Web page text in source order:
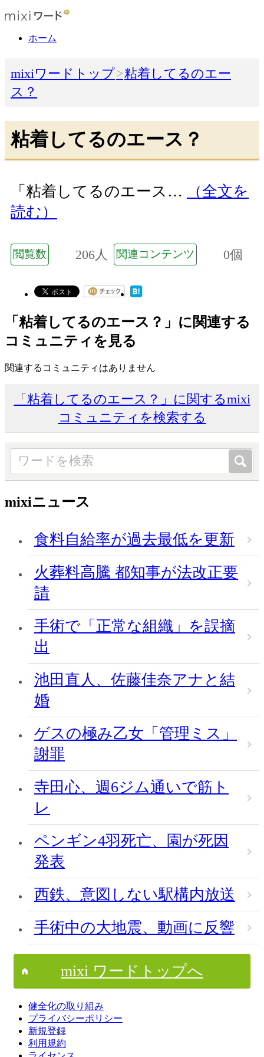
ホーム
mixiワードトップ
粘着してるのエー
ス？
粘着してるのエース？
「粘着してるのエース…
（全文を
読む）
閲覧数 206人 関連コンテンツ 0個
「粘着してるのエース？」に関連する
コミュニティを見る
関連するコミュニティはありません
「粘着してるのエース？」に関するmixi
コミュニティを検索する
mixiニュース
食料自給率が過去最低を更新
火葬料高騰 都知事が法改正要
請
手術で「正常な組織」を誤摘
出
池田直人、佐藤佳奈アナと結
婚
ゲスの極み乙女「管理ミス」
謝罪
寺田心、週6ジム通いで筋ト
レ
ペンギン4羽死亡、園が死因
発表
西鉄、意図しない駅構内放送
手術中の大地震、動画に反響
mixi ワードトップへ
健全化の取り組み
プライバシーポリシー
新規登録
利用規約